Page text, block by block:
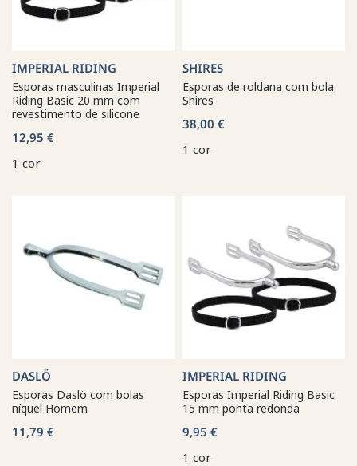
IMPERIAL RIDING
Esporas masculinas Imperial
Riding Basic 20 mm com
revestimento de silicone
12,95 €
1 cor
SHIRES
Esporas de roldana com bola
Shires
38,00 €
1 cor
DASLÖ
Esporas Daslö com bolas
níquel Homem
11,79 €
IMPERIAL RIDING
Esporas Imperial Riding Basic
15 mm ponta redonda
9,95 €
1 cor